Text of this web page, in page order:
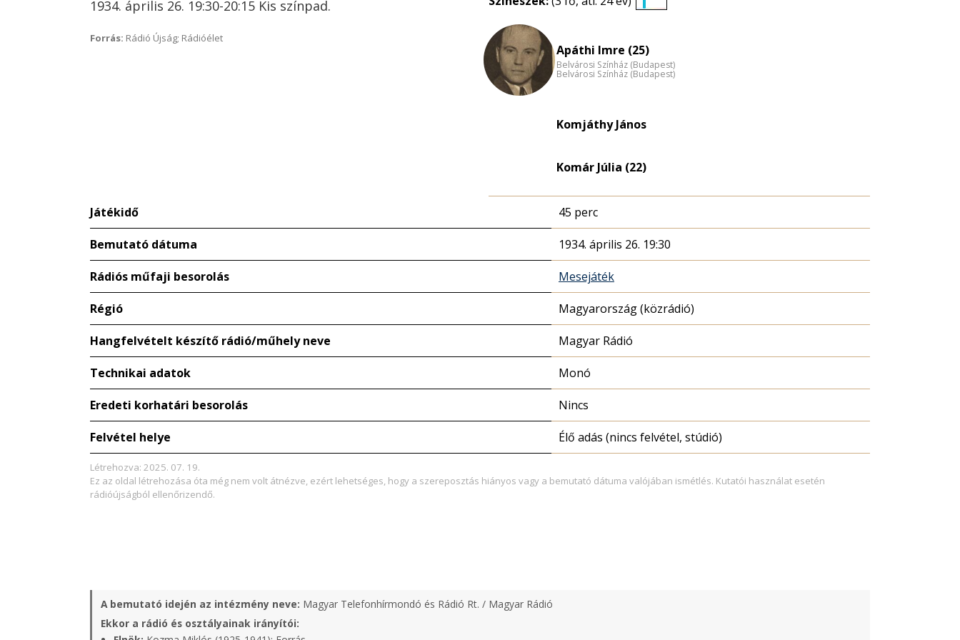
1934. április 26. 19:30-20:15 Kis színpad.
Forrás: Rádió Újság; Rádióélet
Apáthi Imre (25)
Belvárosi Színház (Budapest)
Belvárosi Színház (Budapest)
Komjáthy János
Komár Júlia (22)
Játékidő 45 perc
Bemutató dátuma 1934. április 26. 19:30
Rádiós műfaji besorolás Mesejáték
Régió Magyarország (közrádió)
Hangfelvételt készítő rádió/műhely neve Magyar Rádió
Technikai adatok Monó
Eredeti korhatári besorolás Nincs
Felvétel helye Élő adás (nincs felvétel, stúdió)
Létrehozva: 2025. 07. 19.
Ez az oldal létrehozása óta még nem volt átnézve, ezért lehetséges, hogy a szereposztás hiányos vagy a bemutató dátuma valójában ismétlés. Kutatói használat esetén
rádióújságból ellenőrizendő.
A bemutató idején az intézmény neve: Magyar Telefonhírmondó és Rádió Rt. / Magyar Rádió
Ekkor a rádió és osztályainak irányítói: